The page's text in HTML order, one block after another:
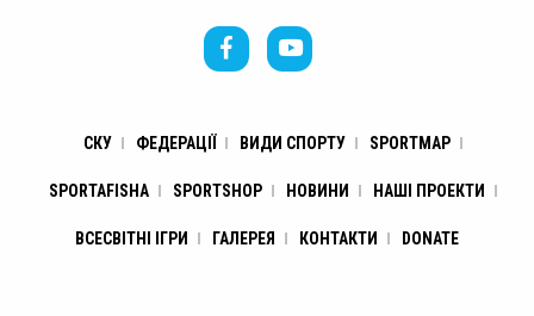
СКУ ФЕДЕРАЦІЇ ВИДИ СПОРТУ SPORTMAP
SPORTAFISHA SPORTSHOP НОВИНИ НАШІ ПРОЕКТИ
ВСЕСВІТНІ ІГРИ ГАЛЕРЕЯ КОНТАКТИ DONATE